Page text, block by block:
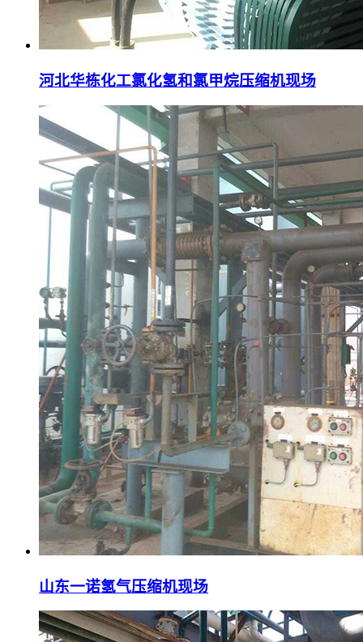
河北华栋化工氯化氢和氯甲烷压缩机现场
山东一诺氢气压缩机现场